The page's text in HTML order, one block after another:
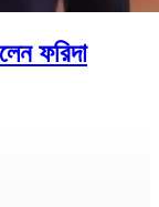
ফরিদা